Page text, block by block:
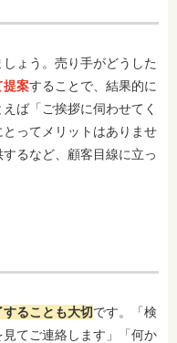
しょう。売り手がどうした
提案することで、結果的に
ば「ご挨拶に伺わせてく
ってメリットはありませ
るなど、顧客目線に立っ
ることも大切です。「検
てご連絡します」「何か